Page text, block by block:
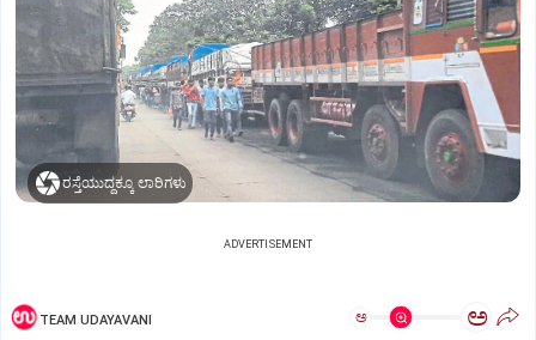
ರಸ್ತೆಯುದ್ದಕ್ಕೂ ಲಾರಿಗಳು
ADVERTISEMENT
TEAM UDAYAVANI ಅ ಅ